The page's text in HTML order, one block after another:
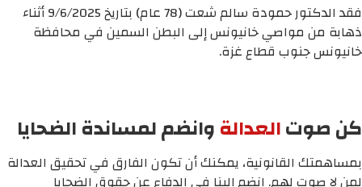
فقد الدكتور حمودة سالم شعت (78 عام) بتاريخ 9/6/2025 أثناء
ذهابة من مواصي خانيونس إلى البطن السمين في محافظة
خانيونس جنوب قطاع غزة.
كن صوتالعدالةوانضم لمساندة الضحايا
بمساهمتك القانونية، يمكنك أن تكون الفارق في تحقيق العدالة